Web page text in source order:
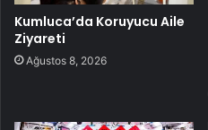
Kumluca’da Koruyucu Aile
Ziyareti
Ağustos 8, 2026